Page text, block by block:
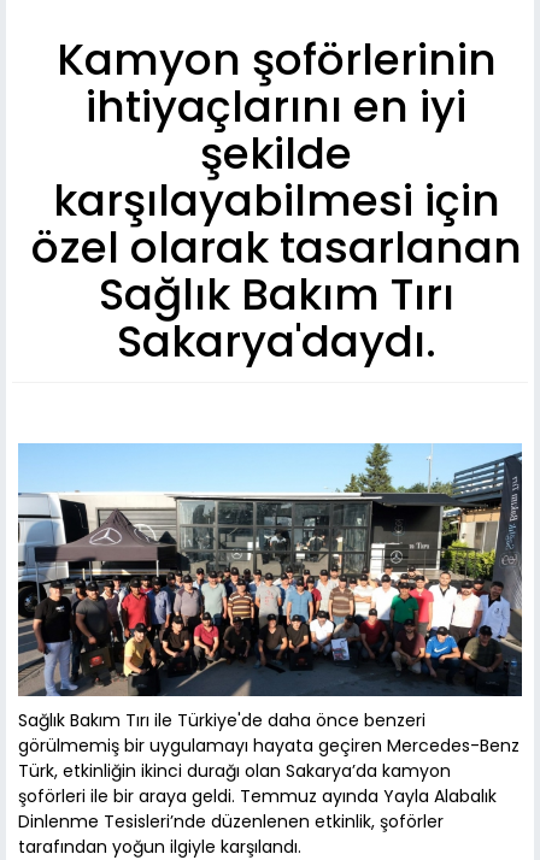
Kamyon şoförlerinin
ihtiyaçlarını en iyi
şekilde
karşılayabilmesi için
özel olarak tasarlanan
Sağlık Bakım Tırı
Sakarya'daydı.
Sağlık Bakım Tırı ile Türkiye'de daha önce benzeri
görülmemiş bir uygulamayı hayata geçiren Mercedes-Benz
Türk, etkinliğin ikinci durağı olan Sakarya’da kamyon
şoförleri ile bir araya geldi. Temmuz ayında Yayla Alabalık
Dinlenme Tesisleri’nde düzenlenen etkinlik, şoförler
tarafından yoğun ilgiyle karşılandı.